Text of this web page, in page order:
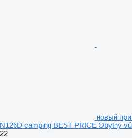
новый
N126D camping BEST PRICE Obytný
22